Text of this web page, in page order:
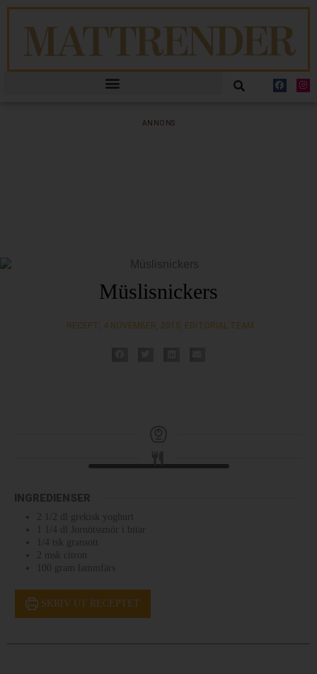
ANNONS
Müslisnickers
RECEPT 4 NOVEMBER, 2015 EDITORIAL TEAM
INGREDIENSER
2 1/2 dl
grekisk yoghurt
1 1/4 dl
Jornötssmör i bitar
1/4 tsk gransott
2
msk
citron
gram lammfärs
SKRIV UT RECEPTET